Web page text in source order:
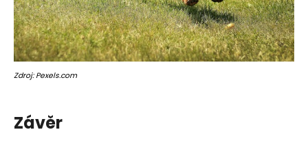
Zdroj: Pexels.com
Závěr